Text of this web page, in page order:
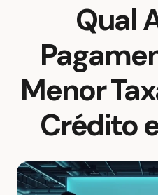
Qual
Menor
Crédito